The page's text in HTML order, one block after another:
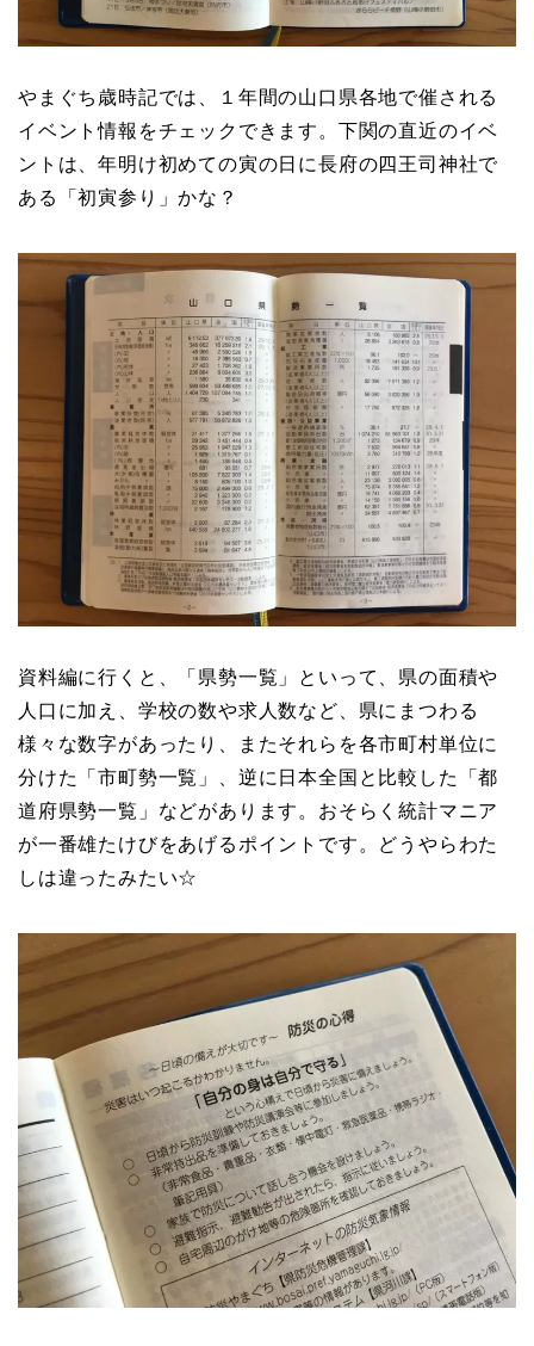
やまぐち歳時記では、１年間の山口県各地で催される
イベント情報をチェックできます。下関の直近のイベ
ントは、年明け初めての寅の日に長府の四王司神社で
ある「初寅参り」かな？
資料編に行くと、「県勢一覧」といって、県の面積や
人口に加え、学校の数や求人数など、県にまつわる
様々な数字があったり、またそれらを各市町村単位に
分けた「市町勢一覧」、逆に日本全国と比較した「都
道府県勢一覧」などがあります。おそらく統計マニア
が一番雄たけびをあげるポイントです。どうやらわた
しは違ったみたい☆